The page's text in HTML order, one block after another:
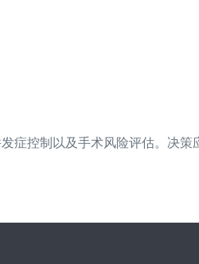
症控制以及手术风险评估。决策